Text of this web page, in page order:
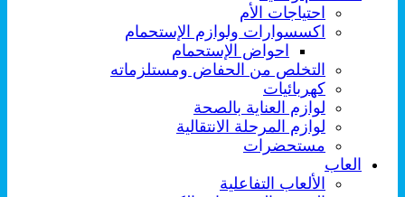
احتياجات الأم
اكسسوارات ولوازم الإستحمام
احواض الإستحمام
التخلص من الحفاض ومستلزماته
كهربائيات
لوازم العناية بالصحة
لوازم المرحلة الانتقالية
مستحضرات
العاب
الألعاب التفاعلية